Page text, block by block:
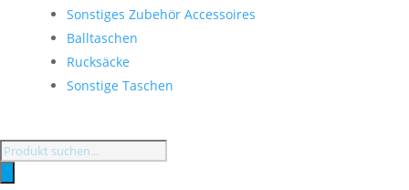
Sonstiges Zubehör Accessoires
Balltaschen
Rucksäcke
Sonstige Taschen
Products